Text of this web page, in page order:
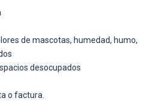
de mascotas, humedad, humo,
desocupados
o factura.